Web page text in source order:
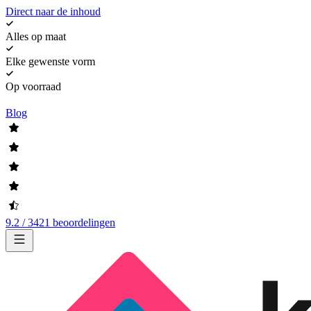
Direct naar de inhoud
Alles op maat
Elke gewenste vorm
Op voorraad
Blog
9.2 / 3421 beoordelingen